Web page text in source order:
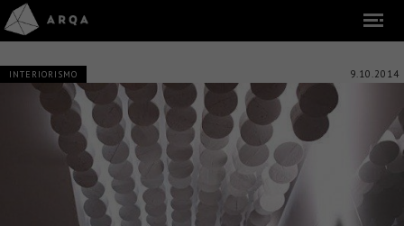
INTERIORISMO 9.10.2014